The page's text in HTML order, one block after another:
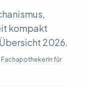
kompakt
2026.
Fachapothekerin für